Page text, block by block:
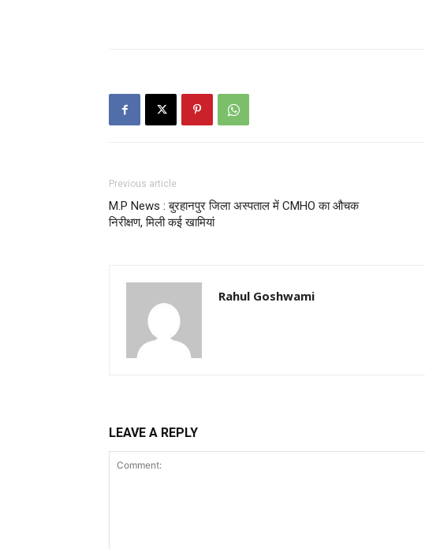
Previous article
M.P News : बुरहानपुर जिला अस्पताल में CMHO का औचक
निरीक्षण, मिली कई खामियां
Rahul Goshwami
LEAVE A REPLY